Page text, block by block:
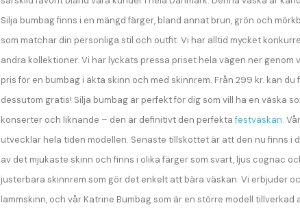
Silja bumbag finns i en mängd färger, bland annat brun, grön och
som matchar din personliga stil och outfit. Vi har alltid mycket
andra kollektioner. Vi har lyckats pressa priset hela vägen ner
pris för en bumbag i äkta skinn och med skinnrem. Från 299 kr. kan
dessutom gratis! Silja bumbag är perfekt för dig som vill ha en väska
konserter och liknande – den är definitivt den perfektafestväskan.
utvecklar hela tiden modellen. Senaste tillskottet är att den nu finns i
av det mjukaste skinn och finns i olika färger som svart, ljus cognac
justerbara skinnrem som gör det enkelt att bära väskan. Vi erbjuder
lammskinn, och vår Katrine Bumbag som är en större modell